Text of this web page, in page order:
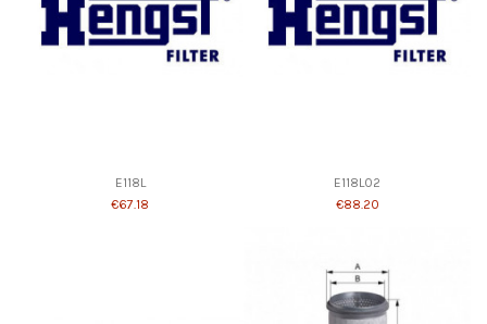
E118L
€67.18
E118L02
€88.20